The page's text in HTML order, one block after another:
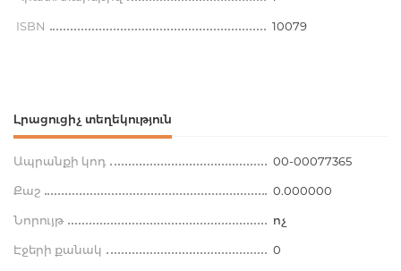
ISBN 10079
Լրացուցիչ տեղեկություն
Ապրանքի կոդ 00-00077365
Քաշ 0.000000
Նորույթ ոչ
Էջերի քանակ 0